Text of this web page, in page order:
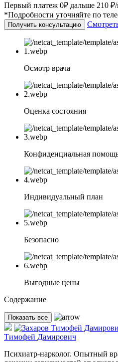
Первый платеж 0₽ дальше 210 ₽/
*Подробности уточняйте по
Получить консультацию
Осмотр врача
Оценка состояния
Конфиденциальная
Индивидуальный план
Безопасно
Выгодные цены
Содержание
Показать все
Тимофей Дамирович
Психиатр-нарколог. Опытный